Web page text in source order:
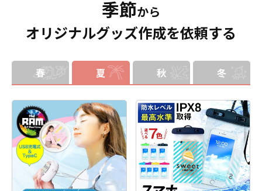
分はダイカットでデザインにあわせ
た自由な形状で制作することができ
ます。また長さ調整と安全機能が付
いたネックストラップが標準で付属
加したり、ストラップをキーホルダ
ーに変更することも可能です。 アニ
メ、エンタメ、スポーツ、官公庁、
ど様々な業界に人気です。 短納期・
小ロットでの対応も可能ですのでご
不明点がありましたら、個人のお客
様から企業・業者のかた問わずお気
軽にご相談ください。
の自社工場にて印刷いたしますの
で、短納期・小ロットでの対応が可
能です。グッズ制作の専門スタッフ
がしっかりサポートいたしますの
にご相談ください。
季節から
オリジナルグッズ作成を依頼する
春 夏 秋 冬